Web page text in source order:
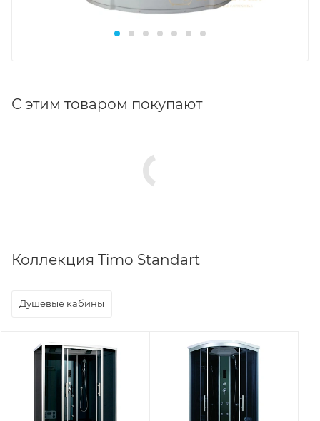
С этим товаром покупают
Коллекция Timo Standart
Душевые кабины